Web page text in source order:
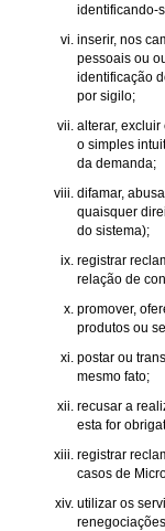
identificando-
inserir, nos
pessoais ou
identificação
por sigilo;
alterar,
o simples
da demanda;
difamar,
quaisquer
do sistema);
registrar
relação de
promover,
produtos ou
postar ou
mesmo fato;
recusar a
esta for
registrar
casos de
utilizar os